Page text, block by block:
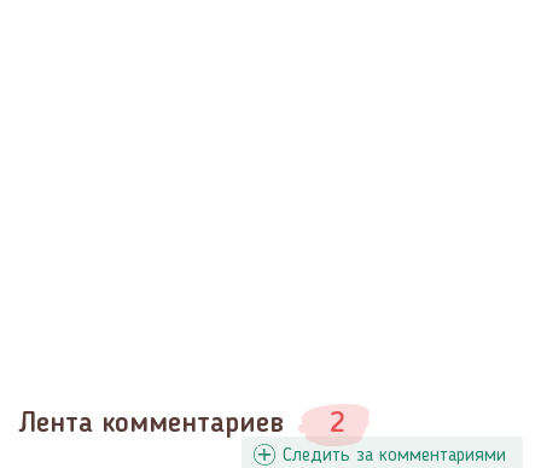
Лента комментариев 2
Следить за комментариями